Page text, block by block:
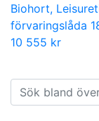
Biohort,
förvaringslåda
10 555 kr